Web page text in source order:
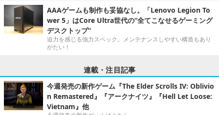
AAAゲームも制作も妥協なし。「Lenovo Legion To
wer 5」はCore Ultra世代の“全てこなせるゲーミング
デスクトップ”
迫力を感じる強力スペック。メンテナンスしやすい構造もあり
がたい！
連載・注目記事
今週発売の新作ゲーム『The Elder Scrolls IV: Oblivio
n Remastered』『アークナイツ』『Hell Let Loose:
Vietnam』他